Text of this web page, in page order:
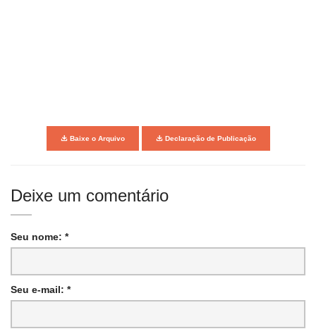
Baixe o Arquivo Declaração de Publicação
Deixe um comentário
Seu nome: *
Seu e-mail: *